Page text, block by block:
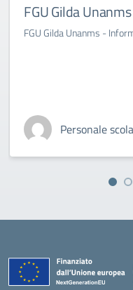
FGU Gilda
FGU Gilda Unanms -
Personale